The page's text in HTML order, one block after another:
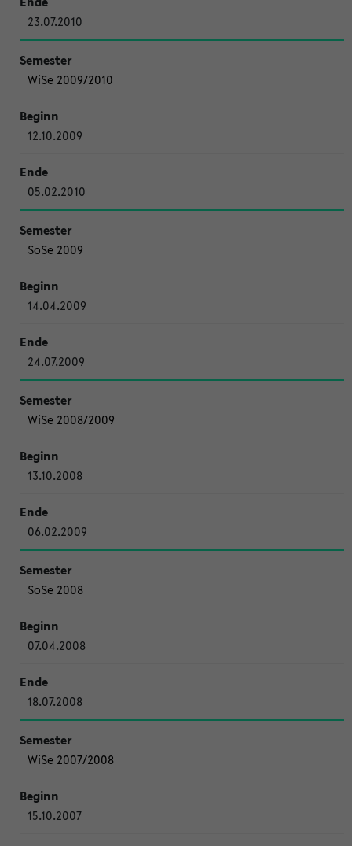
23.07.2010
WiSe 2009/2010
12.10.2009
05.02.2010
SoSe 2009
14.04.2009
24.07.2009
WiSe 2008/2009
13.10.2008
06.02.2009
SoSe 2008
07.04.2008
18.07.2008
WiSe 2007/2008
15.10.2007